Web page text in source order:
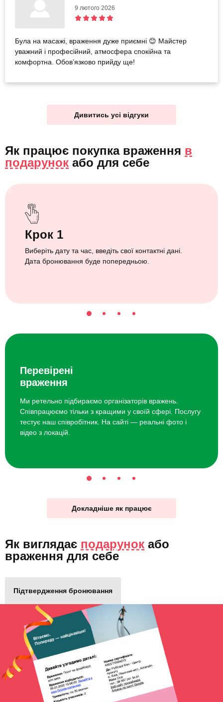
9 лютого 2026
Була на масажі, враження дуже приємні 😊 Майстер
уважний і професійний, атмосфера спокійна та
комфортна. Обов’язково прийду ще!
Дивитись усі відгуки
Як працює покупка враження в
подарунок або для себе
Крок 1
Виберіть дату та час, введіть свої контактні дані.
Дата бронювання буде попередньою.
Перевірені
враження
Ми ретельно підбираємо організаторів вражень.
Співпрацюємо тільки з кращими у своїй сфері. Послугу
тестує наш співробітник. На сайті — реальні фото і
відео з локацій.
Докладніше як працює
Як виглядає подарунок або
враження для себе
Підтвердження бронювання